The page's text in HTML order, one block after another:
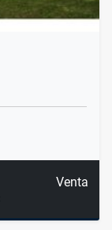
Venta